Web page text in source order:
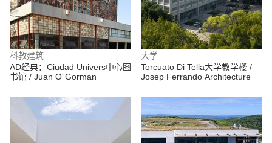
科教建筑
AD经典：Ciudad Univers中心图
书馆 / Juan O´Gorman
大学
Torcuato Di Tella大学教学楼 /
Josep Ferrando Architecture